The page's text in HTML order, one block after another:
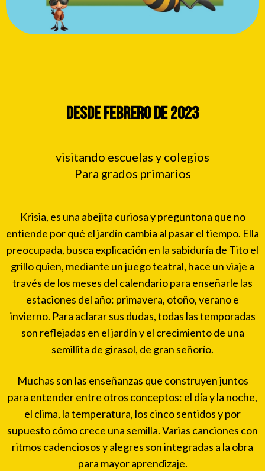
Desde febrero de 2023
visitando escuelas y colegios
Para grados primarios
Krisia, es una abejita curiosa y preguntona que no
entiende por qué el jardín cambia al pasar el tiempo. Ella
preocupada, busca explicación en la sabiduría de Tito el
grillo quien, mediante un juego teatral, hace un viaje a
través de los meses del calendario para enseñarle las
estaciones del año: primavera, otoño, verano e
invierno. Para aclarar sus dudas, todas las temporadas
son reflejadas en el jardín y el crecimiento de una
semillita de girasol, de gran señorío.
Muchas son las enseñanzas que construyen juntos
para entender entre otros conceptos: el día y la noche,
el clima, la temperatura, los cinco sentidos y por
supuesto cómo crece una semilla. Varias canciones con
ritmos cadenciosos y alegres son integradas a la obra
para mayor aprendizaje.